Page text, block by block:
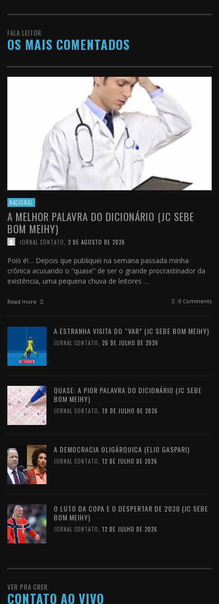
FALA LEITOR
OS MAIS COMENTADOS
NACIONAL
A MELHOR PALAVRA DO DICIONÁRIO (JC SEBE
BOM MEIHY)
JORNAL CONTATO 2 DE AGOSTO DE 2026
Pois é!… Depois que publiquei na semana passada minha
crônica acusando o “quase” de ser o grande procrastinador da
existência, uma pequena chuva de leitores …
Read more 0 Comments
A ESTRANHA VISITA DO “VAR” (JC SEBE BOM MEIHY)
JORNAL CONTATO, 26 DE JULHO DE 2026
QUASE: A PIOR PALAVRA DO DICIONÁRIO (JC SEBE
BOM MEIHY)
JORNAL CONTATO, 19 DE JULHO DE 2026
A DEMOCRACIA OLIGÁRQUICA (ELIO GASPARI)
JORNAL CONTATO, 12 DE JULHO DE 2026
O LUTO DA COPA E O DESPERTAR DE 2030 (JC SEBE
BOM MEIHY)
JORNAL CONTATO, 12 DE JULHO DE 2026
VER PRA CRER
CONTATO AO VIVO